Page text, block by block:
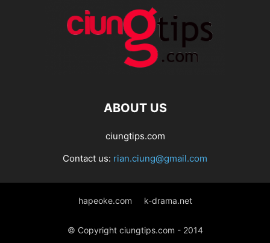
ABOUT US
ciungtips.com
Contact us: rian.ciung@gmail.com
hapeoke.com k-drama.net
© Copyright ciungtips.com - 2014